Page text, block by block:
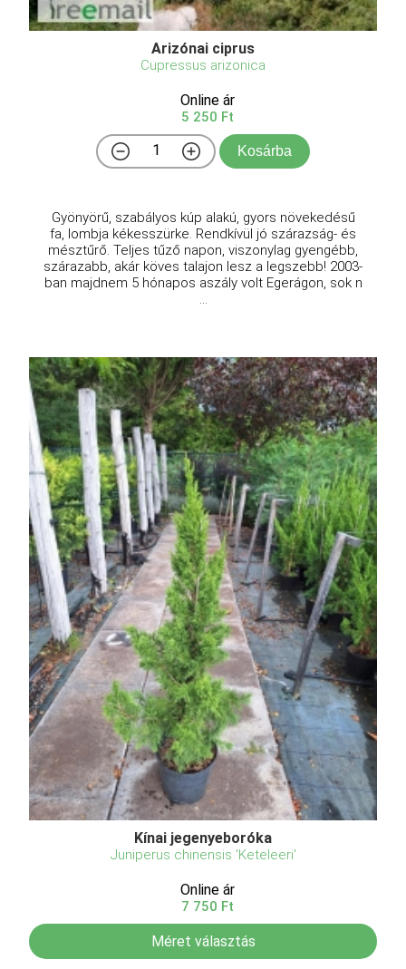
Arizónai ciprus
Cupressus arizonica
Online ár
5 250 Ft
Kosárba
Gyönyörű, szabályos kúp alakú, gyors növekedésű
fa, lombja kékesszürke. Rendkívül jó szárazság- és
mésztűrő. Teljes tűző napon, viszonylag gyengébb,
szárazabb, akár köves talajon lesz a legszebb! 2003-
ban majdnem 5 hónapos aszály volt Egerágon, sok n
...
Kínai jegenyeboróka
Juniperus chinensis 'Keteleeri'
Online ár
7 750 Ft
Méret választás